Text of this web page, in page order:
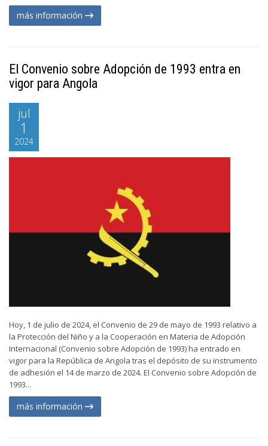
más información
El Convenio sobre Adopción de 1993 entra en
vigor para Angola
jul
1
2024
Hoy, 1 de julio de 2024, el Convenio de 29 de mayo de 1993 relativo a
la Protección del Niño y a la Cooperación en Materia de Adopción
Internacional (Convenio sobre Adopción de 1993) ha entrado en
vigor para la República de Angola tras el depósito de su instrumento
de adhesión el 14 de marzo de 2024. El Convenio sobre Adopción de
1993...
más información